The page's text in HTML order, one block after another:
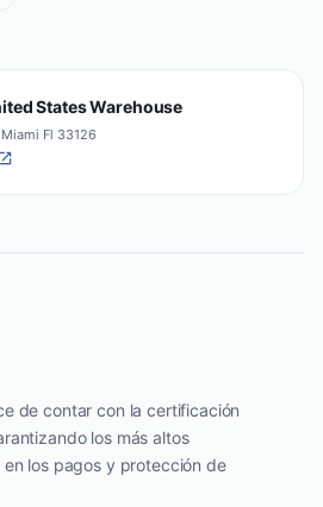
States Warehouse
Fl 33126
de contar con la certificación
los más altos
los pagos y protección de